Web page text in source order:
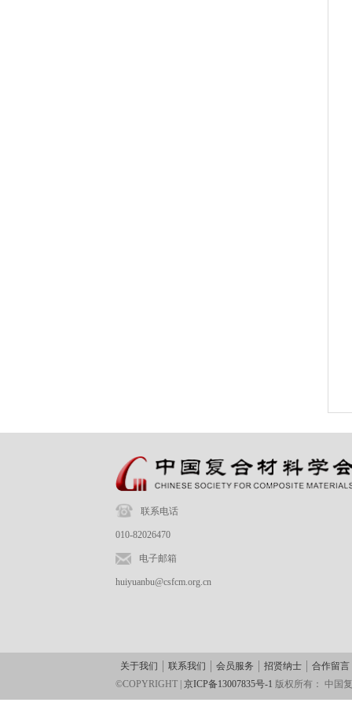
联系电话
010-82026470
电子邮箱
huiyuanbu@csfcm.org.cn
关于我们 联系我们 会员服务 招贤纳士
合作留言
©COPYRIGHT | 京ICP备13007835号-1 版权所有： 中国